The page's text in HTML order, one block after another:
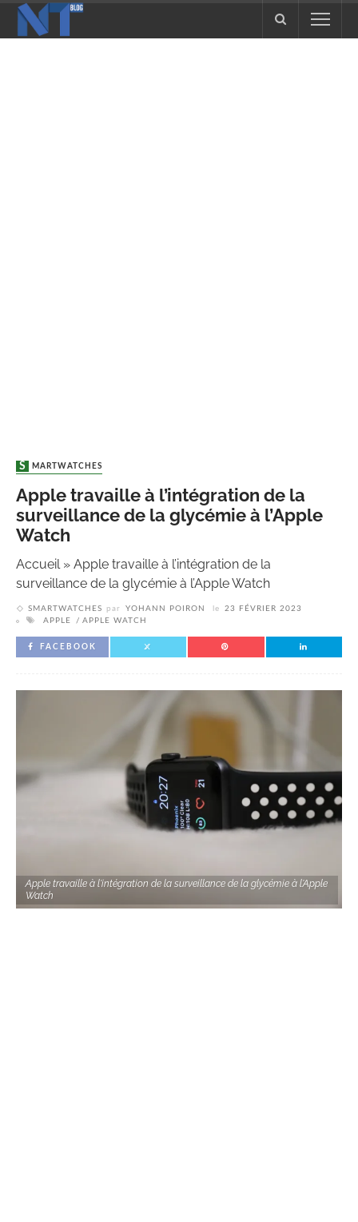
SMARTWATCHES
Apple travaille à l’intégration de la
surveillance de la glycémie à l’Apple
Watch
Accueil» Apple travaille à l’intégration de la
surveillance de la glycémie à l’Apple Watch
SMARTWATCHES par YOHANN POIRON le
23 FÉVRIER 2023
APPLE
APPLE WATCH
FACEBOOK
Apple travaille à l'intégration de la surveillance de la glycémie à l'Apple
Watch